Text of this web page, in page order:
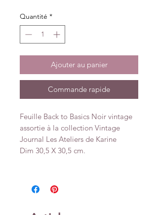
Quantité *
Ajouter au panier
Commande rapide
Feuille Back to Basics Noir vintage
assortie à la collection Vintage
Journal Les Ateliers de Karine
Dim 30,5 X 30,5 cm.